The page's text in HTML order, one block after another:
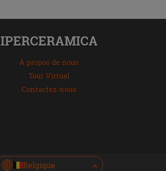
IPERCERAMICA
À propos de nous
Tour Virtuel
Contactez-nous
Belgique